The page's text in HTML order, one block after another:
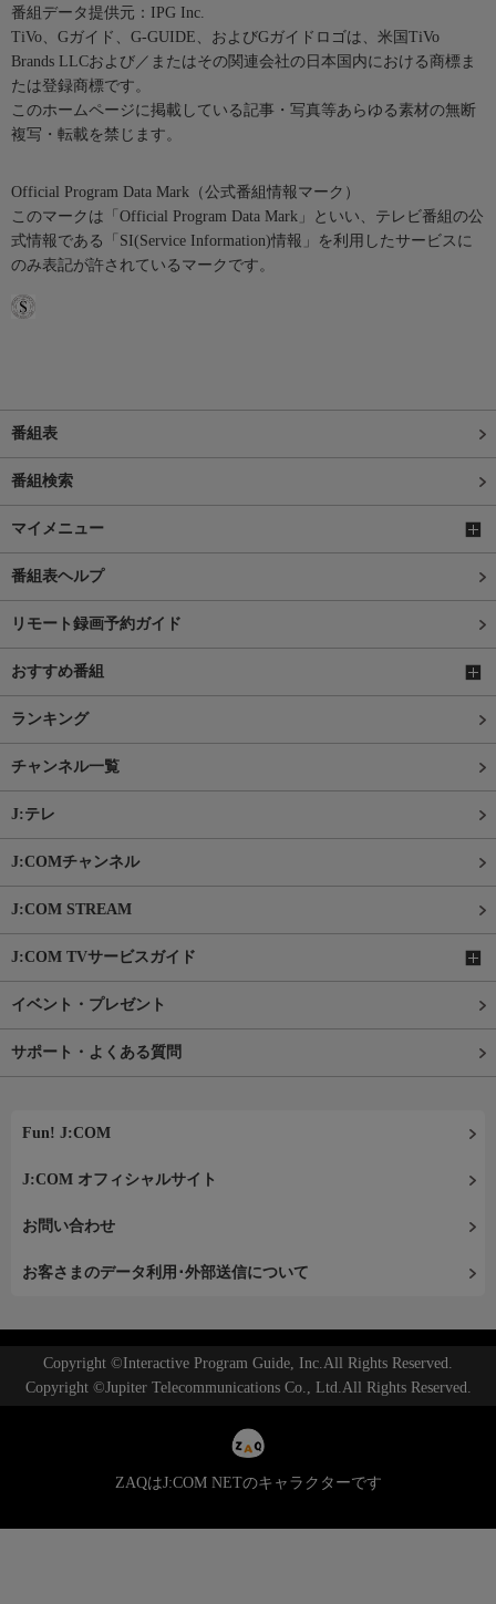
番組データ提供元：IPG Inc.
TiVo、Gガイド、G-GUIDE、およびGガイドロゴは、米国TiVo
Brands LLCおよび／またはその関連会社の日本国内における商標ま
たは登録商標です。
このホームページに掲載している記事・写真等あらゆる素材の無断
複写・転載を禁じます。
Official Program Data Mark（公式番組情報マーク）
このマークは「Official Program Data Mark」といい、テレビ番組の公
式情報である「SI(Service Information)情報」を利用したサービスに
のみ表記が許されているマークです。
番組表
番組検索
マイメニュー
番組表ヘルプ
リモート録画予約ガイド
おすすめ番組
ランキング
チャンネル一覧
J:テレ
J:COMチャンネル
J:COM STREAM
J:COM TVサービスガイド
イベント・プレゼント
サポート・よくある質問
Fun! J:COM
J:COM オフィシャルサイト
お問い合わせ
お客さまのデータ利用･外部送信について
Copyright ©Interactive Program Guide, Inc.All Rights Reserved.
Copyright ©Jupiter Telecommunications Co., Ltd.All Rights Reserved.
ZAQはJ:COM NETのキャラクターです